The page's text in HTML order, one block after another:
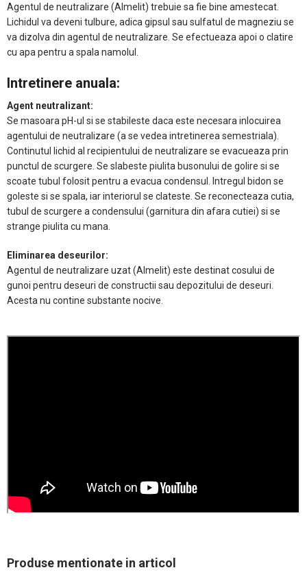
Agentul de neutralizare (Almelit) trebuie sa fie bine amestecat.
Lichidul va deveni tulbure, adica gipsul sau sulfatul de magneziu se
va dizolva din agentul de neutralizare. Se efectueaza apoi o clatire
cu apa pentru a spala namolul.
Intretinere anuala:
Agent neutralizant:
Se masoara pH-ul si se stabileste daca este necesara inlocuirea
agentului de neutralizare (a se vedea intretinerea semestriala).
Continutul lichid al recipientului de neutralizare se evacueaza prin
punctul de scurgere. Se slabeste piulita busonului de golire si se
scoate tubul folosit pentru a evacua condensul. Intregul bidon se
goleste si se spala, iar interiorul se clateste. Se reconecteaza cutia,
tubul de scurgere a condensului (garnitura din afara cutiei) si se
strange piulita cu mana.
Eliminarea deseurilor:
Agentul de neutralizare uzat (Almelit) este destinat cosului de
gunoi pentru deseuri de constructii sau depozitului de deseuri.
Acesta nu contine substante nocive.
Produse mentionate in articol